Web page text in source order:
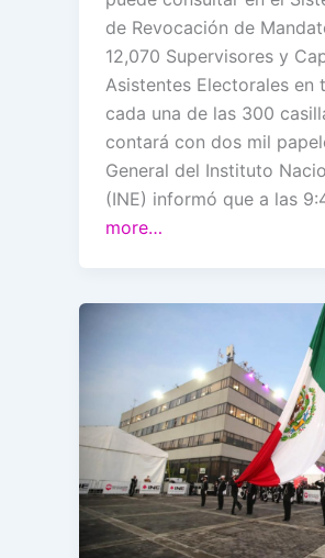
de Revocación de
12,070 Supervisores y
Asistentes Electorales en
cada una de las 300
contará con dos mil
General del Instituto
(INE) informó que a las
more…